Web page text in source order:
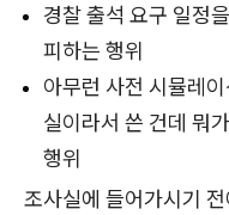
경찰 출석 요구 일정
피하는 행위
아무런 사전 시뮬레
실이라서 쓴 건데 뭐
행위
조사실에 들어가시기